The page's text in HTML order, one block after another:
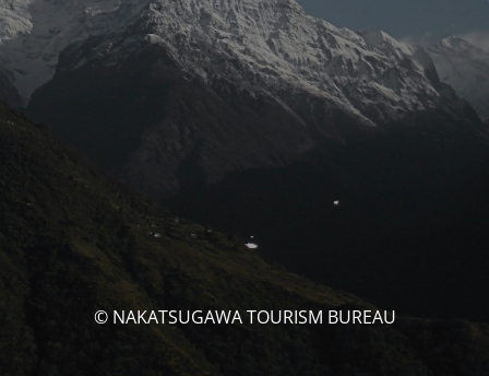
© NAKATSUGAWA TOURISM BUREAU